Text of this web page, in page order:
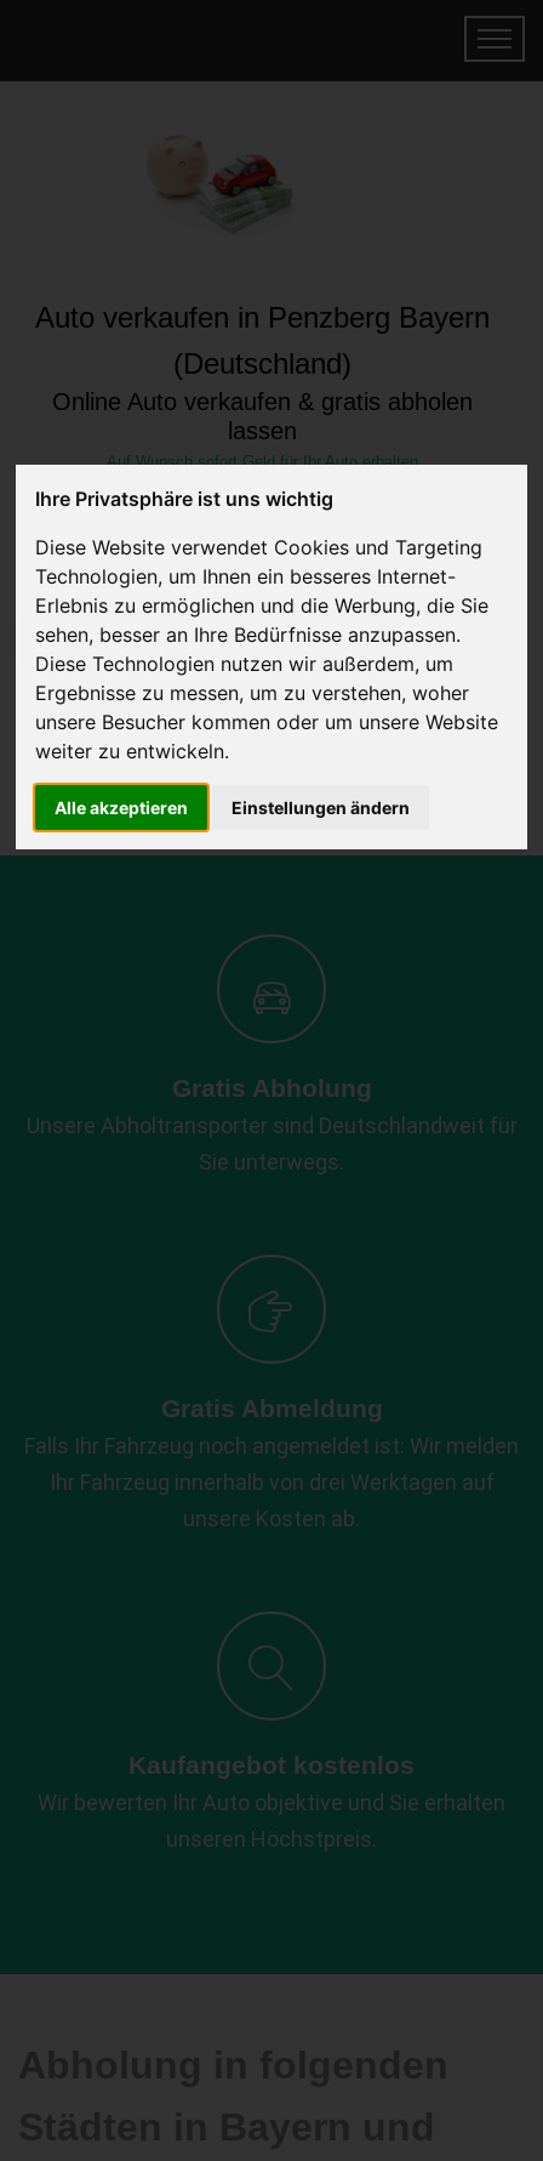
Ihre Privatsphäre ist uns wichtig
Diese Website verwendet Cookies und Targeting
Technologien, um Ihnen ein besseres Internet-
Erlebnis zu ermöglichen und die Werbung, die Sie
sehen, besser an Ihre Bedürfnisse anzupassen.
Diese Technologien nutzen wir außerdem, um
Ergebnisse zu messen, um zu verstehen, woher
unsere Besucher kommen oder um unsere Website
weiter zu entwickeln.
Alle akzeptieren Einstellungen ändern
Auto verkaufen in Penzberg Bayern
(Deutschland)
Online Auto verkaufen & gratis abholen
lassen
Auf Wunsch sofort Geld für Ihr Auto erhalten
JETZT KOSTENLOSE BEWERTUNG
Kostenloses Angebotfür den Ankauf Ihres Autos inklusive der
Abholung, auf Wunsch sofort Geld. Ihre Daten werden nicht mit Dritten
Wir garantieren 100% Sicherheit.
Gratis Abholung
Unsere Abholtransporter sind Deutschlandweit für
Sie unterwegs.
Gratis Abmeldung
Falls Ihr Fahrzeug noch angemeldet ist: Wir melden
Ihr Fahrzeug innerhalb von drei Werktagen auf
unsere Kosten ab.
Kaufangebot kostenlos
Wir bewerten Ihr Auto objektive und Sie erhalten
unseren Höchstpreis.